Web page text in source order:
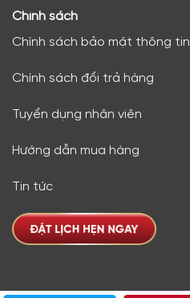
Chính sách
Chính sách bảo mật thông tin
Chính sách đổi trả hàng
Tuyển dụng nhân viên
Hướng dẫn mua hàng
Tin tức